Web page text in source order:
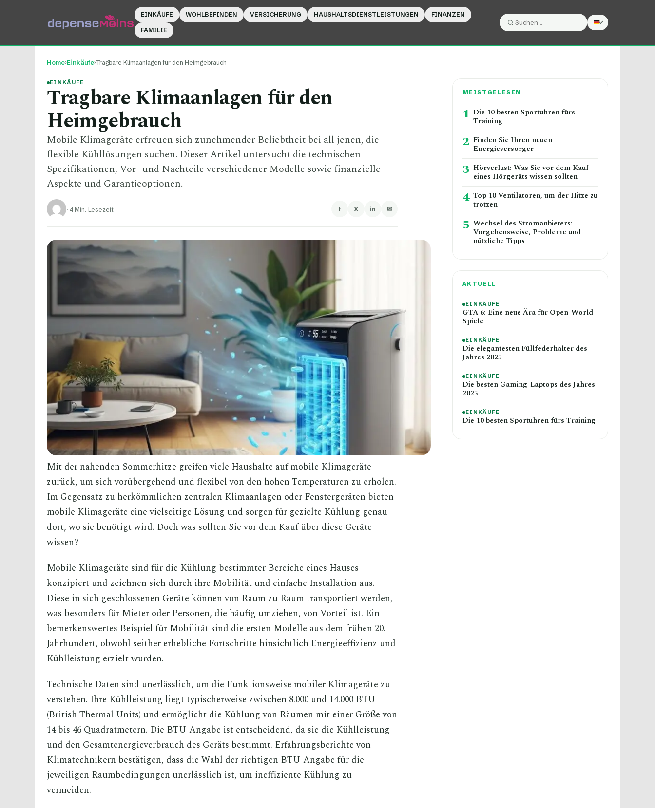
EINKÄUFE WOHLBEFINDEN VERSICHERUNG HAUSHALTSDIENSTLEISTUNGEN FINANZEN
FAMILIE
Suche:
Home›Einkäufe›Tragbare Klimaanlagen für den Heimgebrauch
EINKÄUFE
Tragbare Klimaanlagen für den
Heimgebrauch
Mobile Klimageräte erfreuen sich zunehmender Beliebtheit bei all jenen, die
flexible Kühllösungen suchen. Dieser Artikel untersucht die technischen
Spezifikationen, Vor- und Nachteile verschiedener Modelle sowie finanzielle
Aspekte und Garantieoptionen.
· 4 Min. Lesezeit f X in ✉
Mit der nahenden Sommerhitze greifen viele Haushalte auf mobile Klimageräte
zurück, um sich vorübergehend und flexibel von den hohen Temperaturen zu erholen.
Im Gegensatz zu herkömmlichen zentralen Klimaanlagen oder Fenstergeräten bieten
mobile Klimageräte eine vielseitige Lösung und sorgen für gezielte Kühlung genau
dort, wo sie benötigt wird. Doch was sollten Sie vor dem Kauf über diese Geräte
wissen?
Mobile Klimageräte sind für die Kühlung bestimmter Bereiche eines Hauses
konzipiert und zeichnen sich durch ihre Mobilität und einfache Installation aus.
Diese in sich geschlossenen Geräte können von Raum zu Raum transportiert werden,
was besonders für Mieter oder Personen, die häufig umziehen, von Vorteil ist. Ein
bemerkenswertes Beispiel für Mobilität sind die ersten Modelle aus dem frühen 20.
Jahrhundert, obwohl seither erhebliche Fortschritte hinsichtlich Energieeffizienz und
Kühlleistung erzielt wurden.
Technische Daten sind unerlässlich, um die Funktionsweise mobiler Klimageräte zu
verstehen. Ihre Kühlleistung liegt typischerweise zwischen 8.000 und 14.000 BTU
(British Thermal Units) und ermöglicht die Kühlung von Räumen mit einer Größe von
14 bis 46 Quadratmetern. Die BTU-Angabe ist entscheidend, da sie die Kühlleistung
und den Gesamtenergieverbrauch des Geräts bestimmt. Erfahrungsberichte von
Klimatechnikern bestätigen, dass die Wahl der richtigen BTU-Angabe für die
jeweiligen Raumbedingungen unerlässlich ist, um ineffiziente Kühlung zu
vermeiden.
MEISTGELESEN
1 Die 10 besten Sportuhren fürs
Training
2 Finden Sie Ihren neuen
Energieversorger
3 Hörverlust: Was Sie vor dem Kauf
eines Hörgeräts wissen sollten
4 Top 10 Ventilatoren, um der Hitze zu
trotzen
5 Wechsel des Stromanbieters:
Vorgehensweise, Probleme und
nützliche Tipps
AKTUELL
EINKÄUFE
GTA 6: Eine neue Ära für Open-World-
Spiele
EINKÄUFE
Die elegantesten Füllfederhalter des
Jahres 2025
EINKÄUFE
Die besten Gaming-Laptops des Jahres
2025
EINKÄUFE
Die 10 besten Sportuhren fürs Training